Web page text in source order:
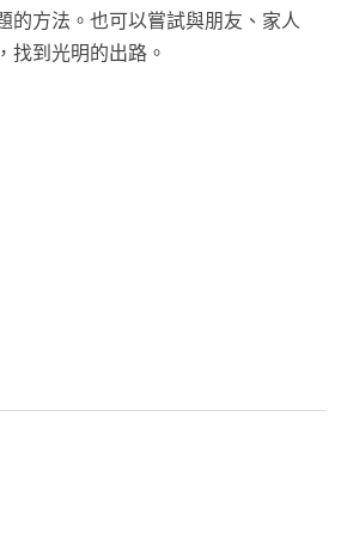
的方法。也可以嘗試與朋友、家人
找到光明的出路。